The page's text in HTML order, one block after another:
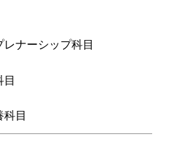
レナーシップ科目
目
目